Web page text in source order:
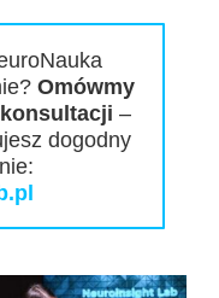
Omówmy
–
dogodny